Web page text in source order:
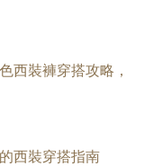
西裝褲穿搭攻略，
西裝穿搭指南